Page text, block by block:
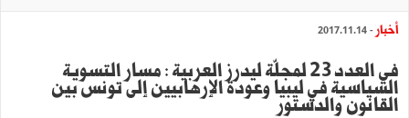
أخبار - 2017.11.14
في العدد 23 لمجلّة ليدرز العربية : مسار التسوية
السياسية في ليبيا وعودة الإرهابيين إلى تونس بين
القانون والدستور